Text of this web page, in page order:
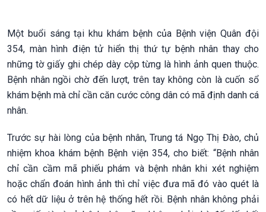
Một buổi sáng tại khu khám bệnh của Bệnh viện Quân đội
354, màn hình điện tử hiển thị thứ tự bệnh nhân thay cho
những tờ giấy ghi chép dày cộp từng là hình ảnh quen thuộc.
Bệnh nhân ngồi chờ đến lượt, trên tay không còn là cuốn sổ
khám bệnh mà chỉ cần căn cước công dân có mã định danh cá
nhân.
Trước sự hài lòng của bệnh nhân, Trung tá Ngọ Thị Đào, chủ
nhiệm khoa khám bệnh Bệnh viện 354, cho biết: “Bệnh nhân
chỉ cần cầm mã phiếu phám và bệnh nhân khi xét nghiệm
hoặc chẩn đoán hình ảnh thì chỉ việc đưa mã đó vào quét là
có hết dữ liệu ở trên hệ thống hết rồi. Bệnh nhân không phải